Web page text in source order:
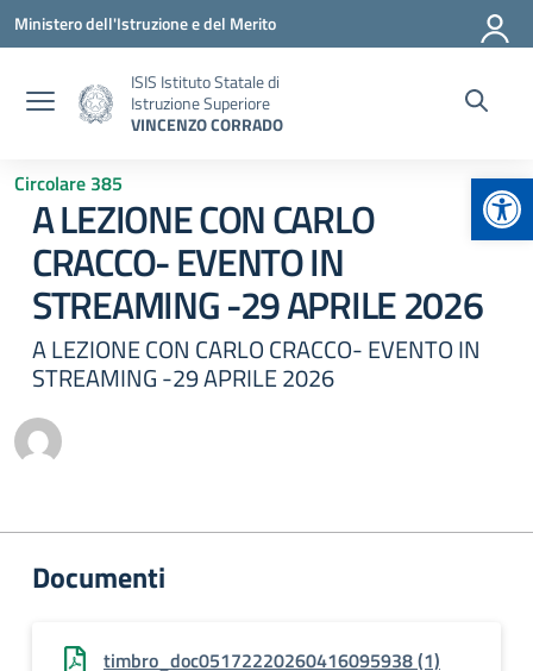
Vai ai contenuti
Vai al menu di navigazione
Vai al footer
Ministero dell'Istruzione e del Merito
ISIS Istituto Statale di
Istruzione Superiore
VINCENZO CORRADO
Circolare 385
A LEZIONE CON CARLO
CRACCO- EVENTO IN
STREAMING -29 APRILE 2026
A LEZIONE CON CARLO CRACCO- EVENTO IN
STREAMING -29 APRILE 2026
Documenti
timbro_doc05172220260416095938 (1)